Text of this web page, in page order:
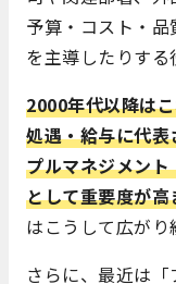
予算・コスト・
を主導したりする
2000年代以降は
処遇・給与に代
プルマネジメン
として重要度が
はこうして広がり
さらに、最近は